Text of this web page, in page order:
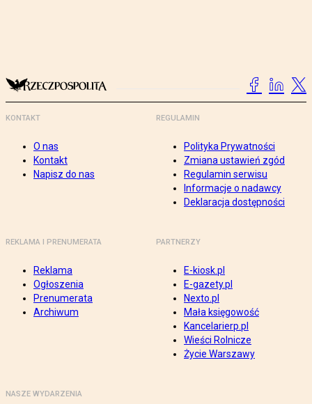
KONTAKT
O nas
Kontakt
Napisz do nas
REGULAMIN
Polityka Prywatności
Zmiana ustawień zgód
Regulamin serwisu
Informacje o nadawcy
Deklaracja dostępności
REKLAMA I PRENUMERATA
Reklama
Ogłoszenia
Prenumerata
Archiwum
PARTNERZY
E-kiosk.pl
E-gazety.pl
Nexto.pl
Mała księgowość
Kancelarierp.pl
Wieści Rolnicze
Życie Warszawy
NASZE WYDARZENIA